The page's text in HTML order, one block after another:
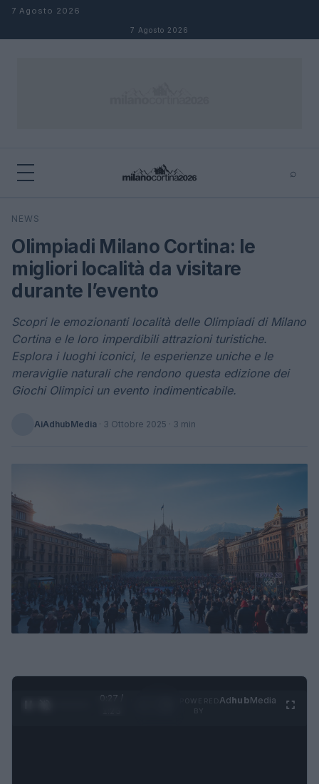
Salta al contenuto
7 Agosto 2026
7 Agosto 2026
⌕
Cerca
NEWS
Olimpiadi Milano Cortina: le
migliori località da visitare
durante l’evento
Scopri le emozionanti località delle Olimpiadi di Milano
Cortina e le loro imperdibili attrazioni turistiche.
Esplora i luoghi iconici, le esperienze uniche e le
meraviglie naturali che rendono questa edizione dei
Giochi Olimpici un evento indimenticabile.
AiAdhubMedia · 3 Ottobre 2025 · 3 min
0:28 /
AdhubMedia